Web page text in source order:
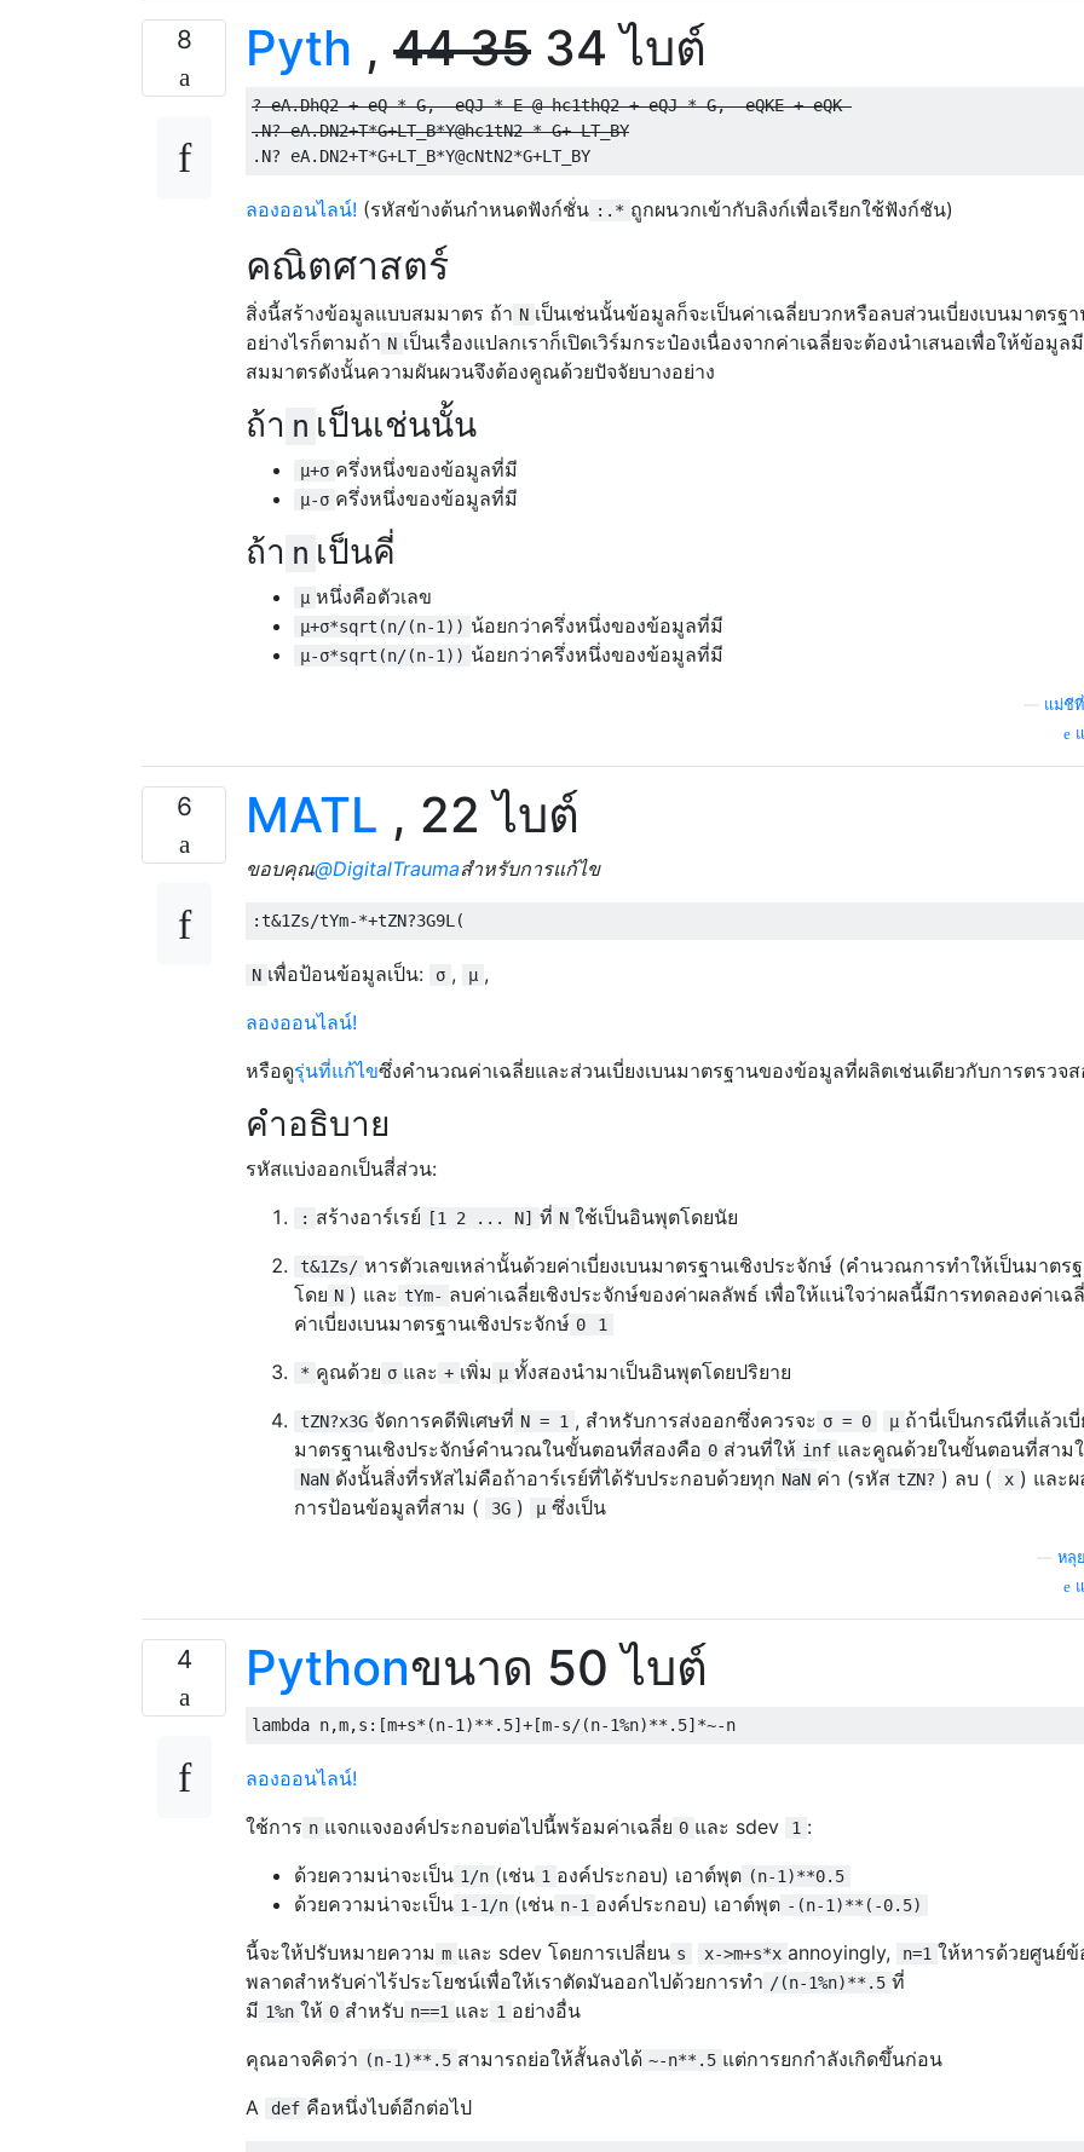
8 Pyth , 4435 34 ไบต์
? eA.DhQ2 + eQ * G, -eQJ * E @ hc1thQ2 + eQJ * G, -eQKE + eQK
.N? eA.DN2+T*G+LT_B*Y@hc1tN2 * G+ LT_BY
ลองออนไลน์! (รหัสข้างต้นกำหนดฟังก์ชั่น :.* ถูกผนวกเข้ากับลิงก์เพื่อเรียกใช้ฟังก์ชัน)
คณิตศาสตร์
สิ่งนี้สร้างข้อมูลแบบสมมาตร ถ้า N เป็นเช่นนั้นข้อมูลก็จะเป็นค่าเฉลี่ยบวกหรือลบส่วนเบี่ยงเบนมาตรฐ
อย่างไรก็ตามถ้า N เป็นเรื่องแปลกเราก็เปิดเวิร์มกระป๋องเนื่องจากค่าเฉลี่ยจะต้องนำเสนอเพื่อให้ข้อมูล
สมมาตรดังนั้นความผันผวนจึงต้องคูณด้วยปัจจัยบางอย่าง
ถ้า n เป็นเช่นนั้น
μ+σ ครึ่งหนึ่งของข้อมูลที่มี
μ-σ ครึ่งหนึ่งของข้อมูลที่มี
ถ้า n เป็นคี่
μ หนึ่งคือตัวเลข
μ+σ*sqrt(n/(n-1)) น้อยกว่าครึ่งหนึ่งของข้อมูลที่มี
μ-σ*sqrt(n/(n-1)) น้อยกว่าครึ่งหนึ่งของข้อมูลที่มี
แม่ชี
6 MATL , 22 ไบต์
ขอบคุณ@DigitalTraumaสำหรับการแก้ไข
N เพื่อป้อนข้อมูลเป็น: σ , μ ,
ลองออนไลน์!
หรือดูรุ่นที่แก้ไขซึ่งคำนวณค่าเฉลี่ยและส่วนเบี่ยงเบนมาตรฐานของข้อมูลที่ผลิตเช่นเดียวกับการตรวจ
คำอธิบาย
รหัสแบ่งออกเป็นสี่ส่วน:
: สร้างอาร์เรย์ [1 2 ... N] ที่ N ใช้เป็นอินพุตโดยนัย
t&1Zs/ หารตัวเลขเหล่านั้นด้วยค่าเบี่ยงเบนมาตรฐานเชิงประจักษ์ (คำนวณการทำให้เป็นมาตร
โดย N ) และ tYm- ลบค่าเฉลี่ยเชิงประจักษ์ของค่าผลลัพธ์ เพื่อให้แน่ใจว่าผลนี้มีการทดลองค่าเฉ
ค่าเบี่ยงเบนมาตรฐานเชิงประจักษ์ 0 1
* คูณด้วย σ และ + เพิ่ม μ ทั้งสองนำมาเป็นอินพุตโดยปริยาย
tZN?x3G จัดการคดีพิเศษที่ N = 1 , สำหรับการส่งออกซึ่งควรจะ σ = 0 μ ถ้านี่เป็นกรณีที่แล้วเบี่
มาตรฐานเชิงประจักษ์คำนวณในขั้นตอนที่สองคือ 0 ส่วนที่ให้ inf และคูณด้วยในขั้นตอนที่สาม
NaN ดังนั้นสิ่งที่รหัสไม่คือถ้าอาร์เรย์ที่ได้รับประกอบด้วยทุก NaN ค่า (รหัส tZN? ) ลบ ( x ) และ
การป้อนข้อมูลที่สาม (
3G ) μ ซึ่งเป็น
หลุ
4 Pythonขนาด 50 ไบต์
lambda n,m,s :[m+s*(n-1 )**. 5]+[m-s/(n-1%n)**. 5]*~-n
ลองออนไลน์!
ใช้การ n แจกแจงองค์ประกอบต่อไปนี้พร้อมค่าเฉลี่ย 0 และ sdev 1 :
ด้วยความน่าจะเป็น 1/n (เช่น 1 องค์ประกอบ) เอาต์พุต (n-1)**0.5
ด้วยความน่าจะเป็น 1-1/n (เช่น n-1 องค์ประกอบ) เอาต์พุต -(n-1)**(-0.5)
นี้จะให้ปรับหมายความ m และ sdev โดยการเปลี่ยน s x->m+s*x annoyingly, n=1 ให้หารด้วยศูนย์ข้
พลาดสำหรับค่าไร้ประโยชน์เพื่อให้เราตัดมันออกไปด้วยการทำ /(n-1%n)**.5 ที่
มี 1%n ให้ 0 สำหรับ n==1 และ 1 อย่างอื่น
คุณอาจคิดว่า (n-1)**.5 สามารถย่อให้สั้นลงได้ ~-n**.5 แต่การยกกำลังเกิดขึ้นก่อน
A
def คือหนึ่งไบต์อีกต่อไป